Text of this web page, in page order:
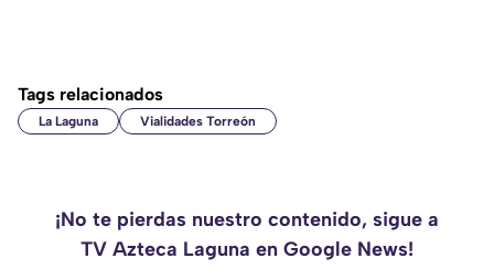
Tags relacionados
La Laguna Vialidades Torreón
¡No te pierdas nuestro contenido, sigue a
TV Azteca Laguna en Google News!